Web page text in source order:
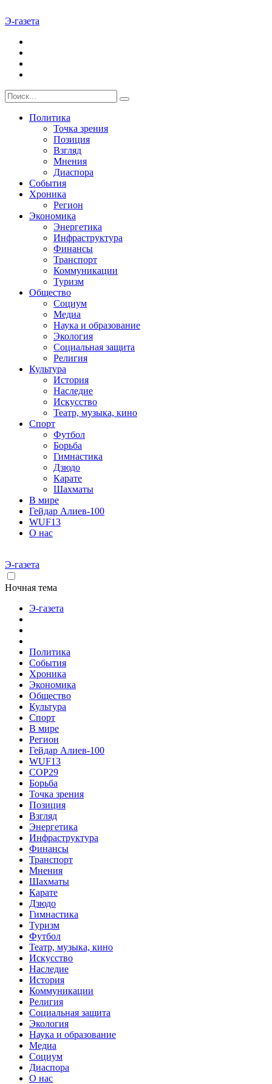
Э-газета
Политика
Точка зрения
Позиция
Взгляд
Мнения
Диаспора
События
Хроника
Регион
Экономика
Энергетика
Инфраструктура
Финансы
Транспорт
Коммуникации
Туризм
Общество
Социум
Медиа
Наука и образование
Экология
Социальная защита
Религия
Культура
История
Наследие
Искусство
Театр, музыка, кино
Спорт
Футбол
Борьба
Гимнастика
Дзюдо
Карате
Шахматы
В мире
Гейдар Алиев-100
WUF13
О нас
Э-газета
Ночная тема
Э-газета
Политика
События
Хроника
Экономика
Общество
Культура
Спорт
В мире
Регион
Гейдар Алиев-100
WUF13
COP29
Борьба
Точка зрения
Позиция
Взгляд
Энергетика
Инфраструктура
Финансы
Транспорт
Мнения
Шахматы
Карате
Дзюдо
Гимнастика
Туризм
Футбол
Театр, музыка, кино
Искусство
Наследие
История
Коммуникации
Религия
Социальная защита
Экология
Наука и образование
Медиа
Социум
Диаспора
О нас